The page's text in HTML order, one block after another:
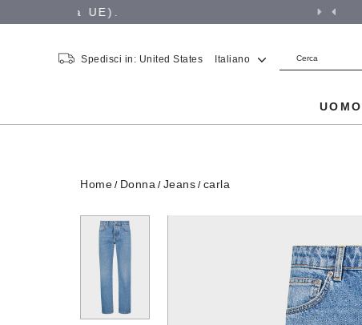
Spedisci in: United States Italiano
UOMO
Home Donna Jeans carla